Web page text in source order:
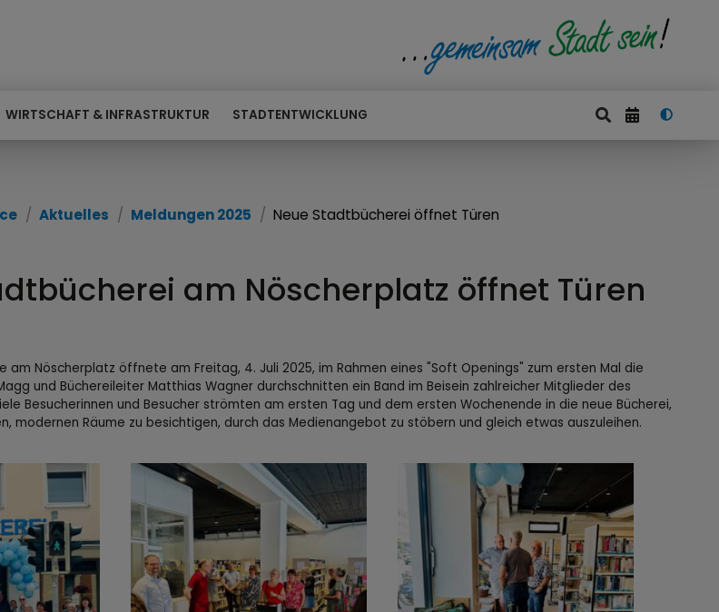
WIRTSCHAFT & INFRASTRUKTUR STADTENTWICKLUNG
Aktuelles Meldungen 2025 Neue Stadtbücherei öffnet Türen
am Nöscherplatz öffnet Türen
am Nöscherplatz öffnete am Freitag, 4. Juli 2025, im Rahmen eines "Soft Openings" zum ersten Mal die
und Büchereileiter Matthias Wagner durchschnitten ein Band im Beisein zahlreicher Mitglieder des
Besucherinnen und Besucher strömten am ersten Tag und dem ersten Wochenende in die neue Bücherei,
modernen Räume zu besichtigen, durch das Medienangebot zu stöbern und gleich etwas auszuleihen.